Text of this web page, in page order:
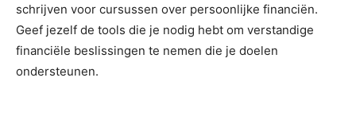
schrijven voor cursussen over persoonlijke financiën.
Geef jezelf de tools die je nodig hebt om verstandige
financiële beslissingen te nemen die je doelen
ondersteunen.